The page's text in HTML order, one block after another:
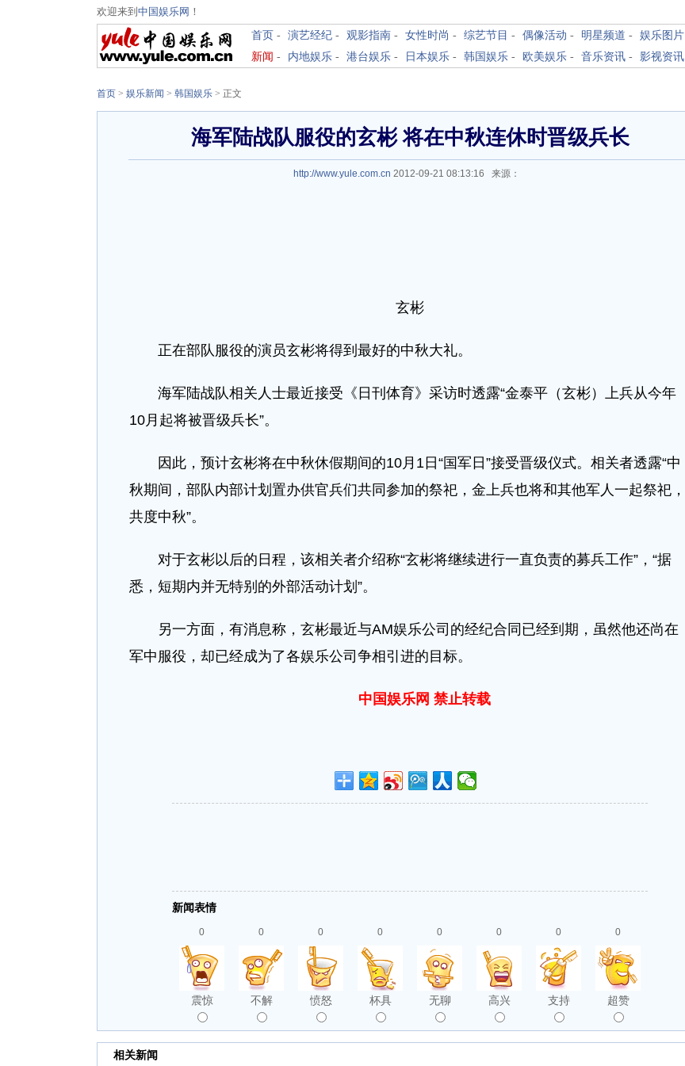
欢迎来到 中国娱乐网 ！
首页 - 演艺经纪 - 观影指南 - 女性时尚 - 综艺节目 - 偶像活动 - 明星频道 - 娱乐图片
新闻 - 内地娱乐 - 港台娱乐 - 日本娱乐 - 韩国娱乐 - 欧美娱乐 - 音乐资讯 - 影视资讯
首页 > 娱乐新闻 > 韩国娱乐 > 正文
海军陆战队服役的玄彬 将在中秋连休时晋级兵长
http://www.yule.com.cn 2012-09-21 08:13:16 来源：
玄彬
正在部队服役的演员玄彬将得到最好的中秋大礼。
海军陆战队相关人士最近接受《日刊体育》采访时透露“金泰平（玄彬）上兵从今年
10月起将被晋级兵长”。
因此，预计玄彬将在中秋休假期间的10月1日“国军日”接受晋级仪式。相关者透露“中
秋期间，部队内部计划置办供官兵们共同参加的祭祀，金上兵也将和其他军人一起祭祀，
共度中秋”。
对于玄彬以后的日程，该相关者介绍称“玄彬将继续进行一直负责的募兵工作”，“据
悉，短期内并无特别的外部活动计划”。
另一方面，有消息称，玄彬最近与AM娱乐公司的经纪合同已经到期，虽然他还尚在
军中服役，却已经成为了各娱乐公司争相引进的目标。
中国娱乐网 禁止转载
新闻表情
0
震惊
0
不解
0
愤怒
0
杯具
0
无聊
0
高兴
0
支持
0
超赞
相关新闻